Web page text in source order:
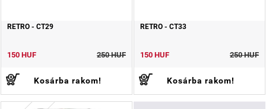
RETRO - CT29
150 HUF 250 HUF
Kosárba rakom!
RETRO - CT33
150 HUF 250 HUF
Kosárba rakom!